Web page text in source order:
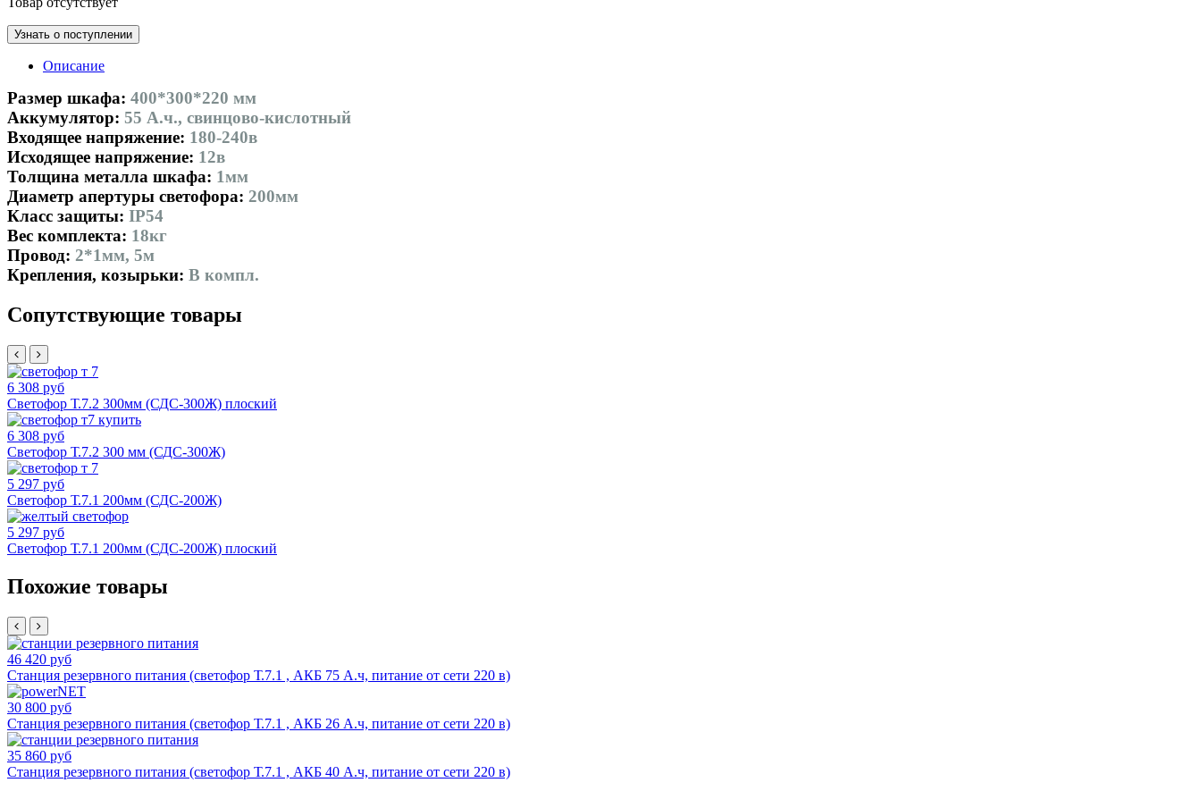
Узнать о поступлении
Описание
Размер шкафа: 400*300*220 мм
Аккумулятор: 55 А.ч., свинцово-кислотный
Входящее напряжение: 180-240в
Исходящее напряжение: 12в
Толщина металла шкафа: 1мм
Диаметр апертуры светофора: 200мм
Класс защиты: IP54
Вес комплекта: 18кг
Провод: 2*1мм, 5м
Крепления, козырьки: В компл.
Сопутствующие товары
6 308 руб
Светофор Т.7.2 300мм (СДС-300Ж) плоский
6 308 руб
Светофор Т.7.2 300 мм (СДС-300Ж)
5 297 руб
Светофор Т.7.1 200мм (СДС-200Ж)
5 297 руб
Светофор Т.7.1 200мм (СДС-200Ж) плоский
Похожие товары
46 420 руб
Станция резервного питания (светофор Т.7.1 , АКБ 75 А.ч, питание от сети 220 в)
30 800 руб
Станция резервного питания (светофор Т.7.1 , АКБ 26 А.ч, питание от сети 220 в)
35 860 руб
Станция резервного питания (светофор Т.7.1 , АКБ 40 А.ч, питание от сети 220 в)